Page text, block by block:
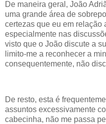
De maneira geral, João
uma grande área de
certezas que eu em relação
especialmente nas
visto que o João discute a
limito-me a reconhecer a
consequentemente, não
De resto, esta é
assuntos excessivamente
cabecinha, não me passa